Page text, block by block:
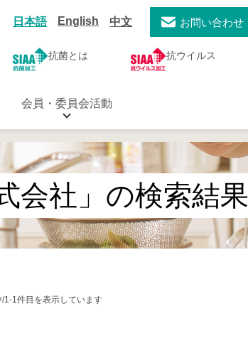
日本語 English 中文 お問い合わせ
抗菌とは 抗ウイルス
会員・委員会活動
会社」の検索結果
/1-1件目を表示しています